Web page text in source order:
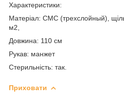
Характеристики:
Матеріал: СМС (трехслойный),
м2,
Довжина: 110 см
Рукав: манжет
Стерильність: так.
Приховати